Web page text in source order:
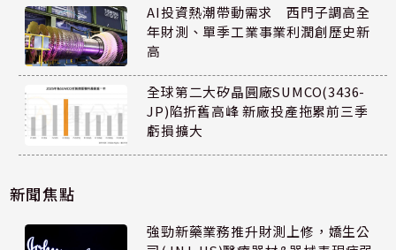
AI投資熱潮帶動需求 西門子調高全
年財測、單季工業事業利潤創歷史新
高
全球第二大矽晶圓廠SUMCO(3436-
JP)陷折舊高峰 新廠投產拖累前三季
虧損擴大
新聞焦點
強勁新藥業務推升財測上修，嬌生公